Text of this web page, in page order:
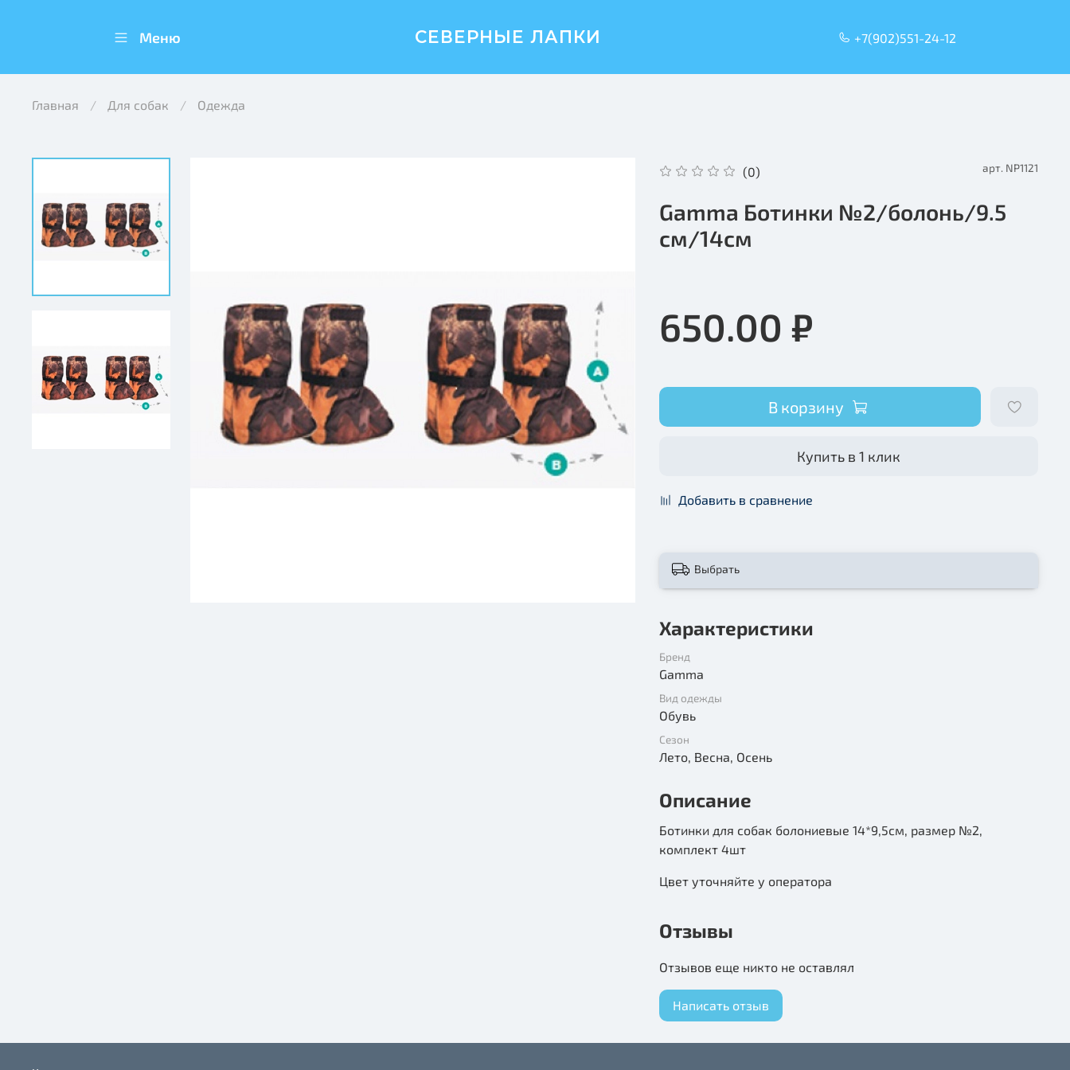
Меню СЕВЕРНЫЕ ЛАПКИ +7(902)551-24-12
Главная Для собак Одежда
(0) арт. NP1121
Gamma Ботинки №2/болонь/9.5
см/14см
650.00 ₽
В корзину
Купить в 1 клик
Добавить в сравнение
Выбрать
Характеристики
Бренд
Gamma
Вид одежды
Обувь
Сезон
Лето, Весна, Осень
Описание
Ботинки для собак болониевые 14*9,5см, размер №2,
комплект 4шт
Цвет уточняйте у оператора
Отзывы
Отзывов еще никто не оставлял
Написать отзыв